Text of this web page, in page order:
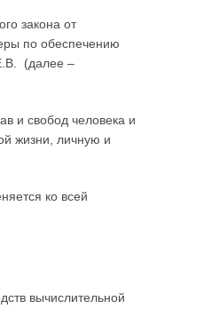
закона от
по обеспечению
(далее –
и свобод человека и
жизни, личную и
ко всей
вычислительной